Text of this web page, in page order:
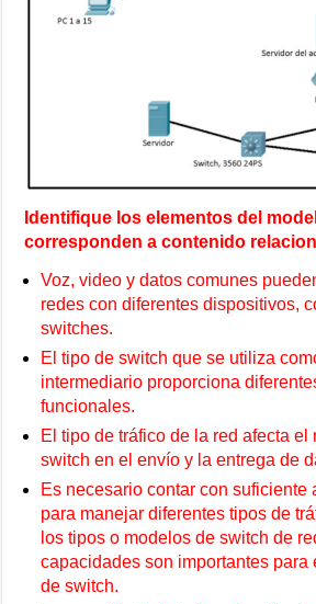
Identifique los elementos del
corresponden a contenido
Voz, video y datos comunes
redes con diferentes dispositivos,
switches.
El tipo de switch que se utiliza
intermediario proporciona
funcionales.
El tipo de tráfico de la red afecta el
switch en el envío y la entrega de
Es necesario contar con suficiente
para manejar diferentes tipos de
los tipos o modelos de switch de
capacidades son importantes para
de switch.